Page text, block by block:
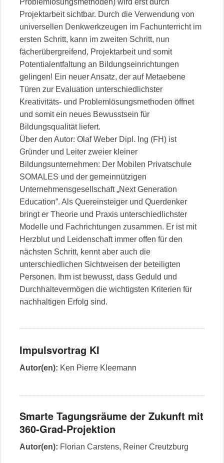
Projektarbeit sichtbar. Durch die Verwendung von
universellen Denkwerkzeugen im Fachunterricht im
ersten Schritt, kann im zweiten Schritt, nun
fächerübergreifend, Projektarbeit und somit
Potentialentfaltung an Bildungseinrichtungen
gelingen! Ein neuer Ansatz, der auf Metaebene
Türen zur Evaluation unterschiedlichster
Kreativitäts- und Problemlösungsmethoden öffnet
und somit ein neues Bewusstsein für
Bildungsqualität liefert.
Über den Autor: Olaf Weber Dipl. Ing (FH) ist
Gründer und Leiter zweier kleiner
Bildungsunternehmen: Der Mobilen Privatschule
SOMALES und der gemeinnützigen
Unternehmensgesellschaft „Next Generation
Education”. Als Quereinsteiger und Querdenker
bringt er Theorie und Praxis unterschiedlichster
Modelle und Fachrichtungen zusammen. Er ist mit
Herzblut und Leidenschaft immer offen für den
nächsten Schritt, kennt aber auch die
unterschiedlichen Sichtweisen der beteiligten
Personen. Ihm ist bewusst, dass Geduld und
Durchhaltevermögen die wichtigsten Kriterien für
nachhaltigen Erfolg sind.
Impulsvortrag KI
Autor(en): Ken Pierre Kleemann
Smarte Tagungsräume der Zukunft mit
360-Grad-Projektion
Autor(en): Florian Carstens, Reiner Creutzburg